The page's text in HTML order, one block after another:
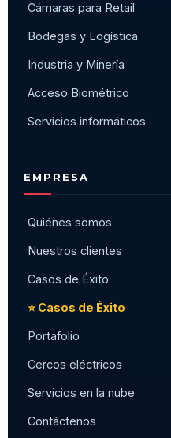
Cámaras para Retail
Bodegas y Logística
Industria y Minería
Acceso Biométrico
Servicios informáticos
EMPRESA
Quiénes somos
Nuestros clientes
Casos de Éxito
⭐ Casos de Éxito
Portafolio
Cercos eléctricos
Servicios en la nube
Contáctenos